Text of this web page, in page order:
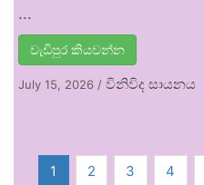
…
වැඩිපුර කියවන්න
July 15, 2026 / විනිවිද සායනය
1 2 3 4